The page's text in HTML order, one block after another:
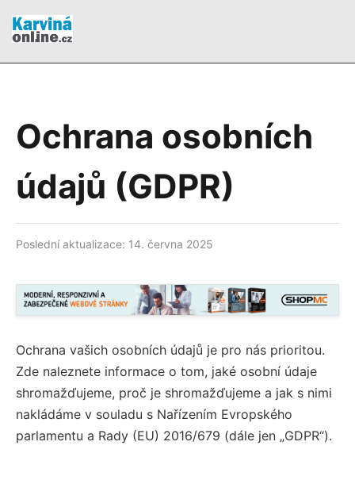
Ochrana osobních
údajů (GDPR)
Poslední aktualizace: 14. června 2025
Ochrana vašich osobních údajů je pro nás prioritou.
Zde naleznete informace o tom, jaké osobní údaje
shromažďujeme, proč je shromažďujeme a jak s nimi
nakládáme v souladu s Nařízením Evropského
parlamentu a Rady (EU) 2016/679 (dále jen „GDPR“).